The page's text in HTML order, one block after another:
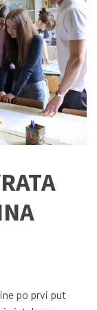
po prvi put